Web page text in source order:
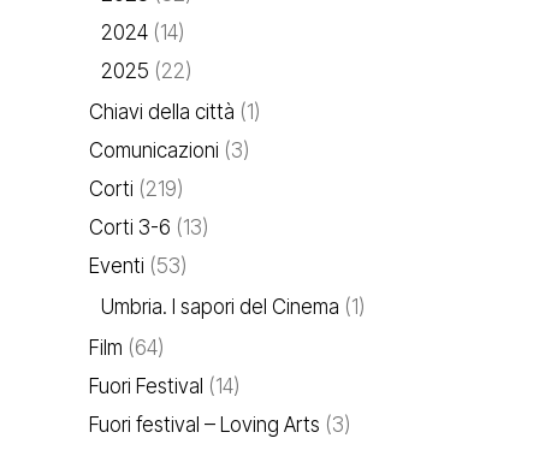
2024 (14)
2025 (22)
Chiavi della città (1)
Comunicazioni (3)
Corti (219)
Corti 3-6 (13)
Eventi (53)
Umbria. I sapori del Cinema (1)
Film (64)
Fuori Festival (14)
Fuori festival – Loving Arts (3)